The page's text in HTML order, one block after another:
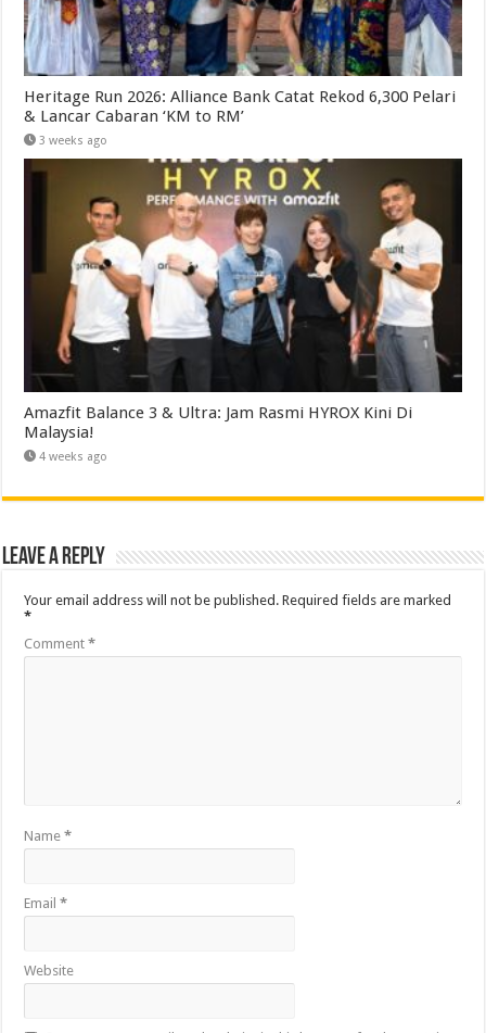
Heritage Run 2026: Alliance Bank Catat Rekod 6,300 Pelari
& Lancar Cabaran ‘KM to RM’
3 weeks ago
Amazfit Balance 3 & Ultra: Jam Rasmi HYROX Kini Di
Malaysia!
4 weeks ago
Leave a Reply
Your email address will not be published. Required fields are marked
*
Comment*
Name*
Email*
Website